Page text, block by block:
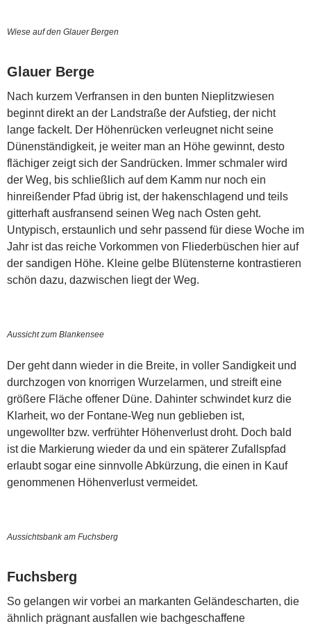
Wiese auf den Glauer Bergen
Glauer Berge
Nach kurzem Verfransen in den bunten Nieplitzwiesen
beginnt direkt an der Landstraße der Aufstieg, der nicht
lange fackelt. Der Höhenrücken verleugnet nicht seine
Dünenständigkeit, je weiter man an Höhe gewinnt, desto
flächiger zeigt sich der Sandrücken. Immer schmaler wird
der Weg, bis schließlich auf dem Kamm nur noch ein
hinreißender Pfad übrig ist, der hakenschlagend und teils
gitterhaft ausfransend seinen Weg nach Osten geht.
Untypisch, erstaunlich und sehr passend für diese Woche im
Jahr ist das reiche Vorkommen von Fliederbüschen hier auf
der sandigen Höhe. Kleine gelbe Blütensterne kontrastieren
schön dazu, dazwischen liegt der Weg.
Aussicht zum Blankensee
Der geht dann wieder in die Breite, in voller Sandigkeit und
durchzogen von knorrigen Wurzelarmen, und streift eine
größere Fläche offener Düne. Dahinter schwindet kurz die
Klarheit, wo der Fontane-Weg nun geblieben ist,
ungewollter bzw. verfrühter Höhenverlust droht. Doch bald
ist die Markierung wieder da und ein späterer Zufallspfad
erlaubt sogar eine sinnvolle Abkürzung, die einen in Kauf
genommenen Höhenverlust vermeidet.
Aussichtsbank am Fuchsberg
Fuchsberg
So gelangen wir vorbei an markanten Geländescharten, die
ähnlich prägnant ausfallen wie bachgeschaffene